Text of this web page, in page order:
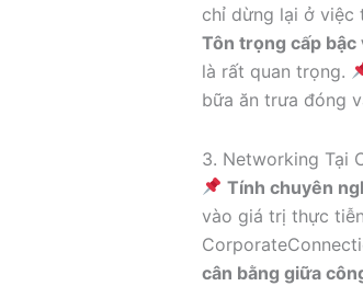
chỉ dừng lại ở việc
Tôn trọng cấp bậc
là rất quan trọng.
bữa ăn trưa đóng
3. Networking Tại
Tính chuyên
vào giá trị thực
cân bằng giữa